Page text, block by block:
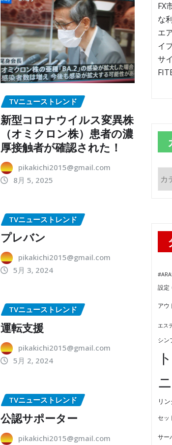
TVニューストレンド
新型コロナウイルス変異株
（オミクロン株）患者の濃
厚接触者が確認された！
pikakichi2015@gmail.com
8月 5, 2025
TVニューストレンド
プレバン
pikakichi2015@gmail.com
5月 3, 2024
TVニューストレンド
運転支援
pikakichi2015@gmail.com
5月 2, 2024
TVニューストレンド
公認サポーター
pikakichi2015@gmail.com
FX
な
エ
イ
サ
テ
設定
アウ
エス
シン
リ
セッ
サー